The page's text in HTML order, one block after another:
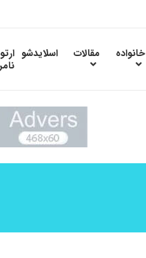
خانواده مقالات اسلایدشو